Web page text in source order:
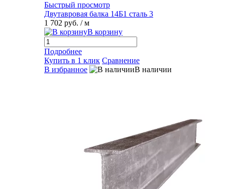
Быстрый просмотр
Двутавровая балка 14Б1 сталь 3
1 702 руб. / м
В корзину
Подробнее
Купить в 1 клик Сравнение
В избранное
В наличии